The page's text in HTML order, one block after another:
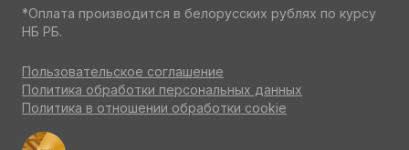
*Оплата производится в белорусских рублях по курсу
НБ РБ.
Пользовательское соглашение
Политика обработки персональных данных
Политика в отношении обработки cookie